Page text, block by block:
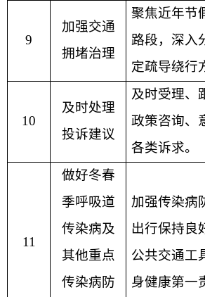
9
加强交通
拥堵治理
聚焦近年节
路段，深入
定疏导绕行
10
及时处理
投诉建议
及时受理、
政策咨询、
各类诉求。
11
做好冬春
季呼吸道
传染病及
其他重点
传染病防
加强传染病
出行保持良
公共交通工
身健康第一